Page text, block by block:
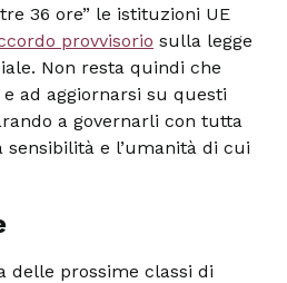
36 ore” le istituzioni UE
provvisorio sulla legge
Non resta quindi che
ad aggiornarsi su questi
a governarli con tutta
sensibilità e l’umanità di cui
delle prossime classi di